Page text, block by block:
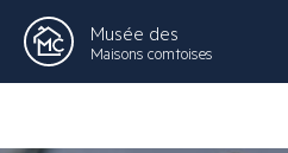
Musée des
Maisons comtoises